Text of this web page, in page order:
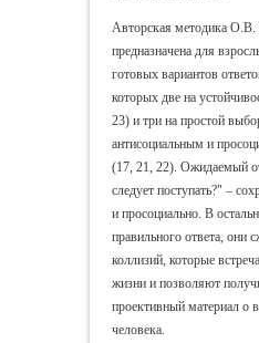
Авторская методика
предназначена для
готовых вариантов
которых две на
23) и три на простой
антисоциальным и
(17, 21, 22). Ожидаемый
следует поступать?" –
и просоциально. В
правильного ответа, они
коллизий, которые
жизни и позволяют
проективный материал о
человека.